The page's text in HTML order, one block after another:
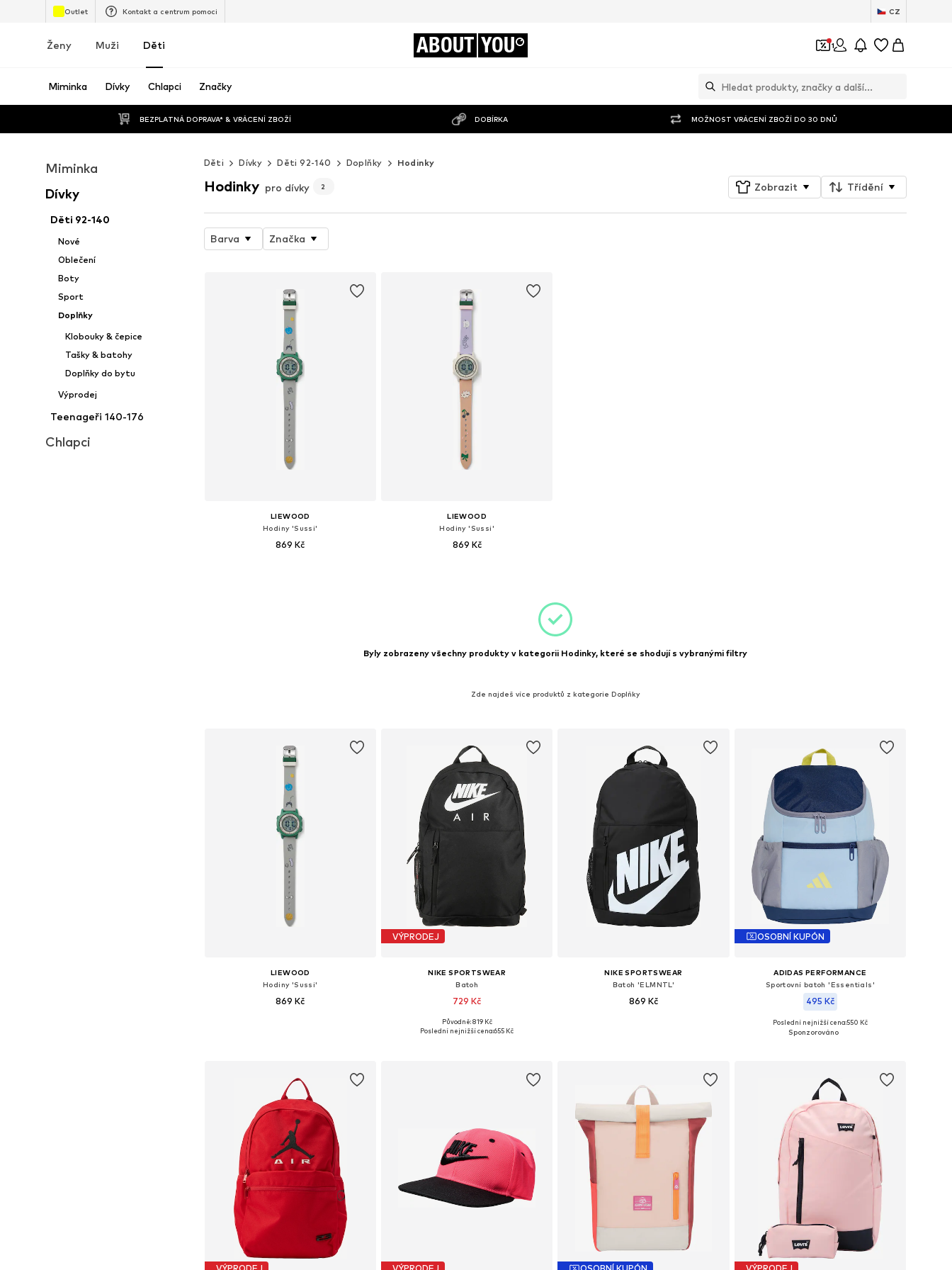
Outlet Kontakt a centrum pomoci CZ
Ženy Muži Děti ABOUT YOU 1
Miminka Dívky Chlapci Značky
BEZPLATNÁ DOPRAVA* & VRÁCENÍ ZBOŽÍ DOBÍRKA MOŽNOST VRÁCENÍ ZBOŽÍ DO 30 DNŮ
Miminka
Dívky
Děti 92-140
Nové
Oblečení
Boty
Sport
Doplňky
Klobouky & čepice
Tašky & batohy
Doplňky do bytu
Výprodej
Teenageři 140-176
Chlapci
Děti Dívky Děti 92-140 Doplňky Hodinky
Hodinky pro dívky 2 Zobrazit Třídění
Barva Značka
LIEWOOD
Hodiny 'Sussi'
869 Kč
LIEWOOD
Hodiny 'Sussi'
869 Kč
Byly zobrazeny všechny produkty v kategorii Hodinky, které se shodují s vybranými filtry
Zde najdeš více produktů z kategorie Doplňky
LIEWOOD
Hodiny 'Sussi'
869 Kč
VÝPRODEJ
NIKE SPORTSWEAR
Batoh
729 Kč
Dostupné velikosti: One Size
Původně: 819 Kč
Poslední nejnižší cena:655 Kč
NIKE SPORTSWEAR
Batoh 'ELMNTL'
869 Kč
OSOBNÍ KUPÓN
ADIDAS PERFORMANCE
Sportovní batoh 'Essentials'
495 Kč
Dostupné velikosti: One Size
Poslední nejnižší cena:550 Kč